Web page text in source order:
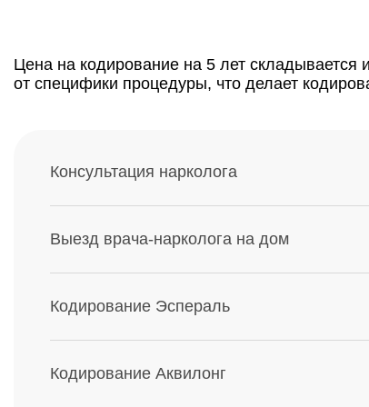
Цена на кодирование на 5 лет складывается
от специфики процедуры, что делает
Консультация нарколога
Выезд врача-нарколога на дом
Кодирование Эспераль
Кодирование Аквилонг